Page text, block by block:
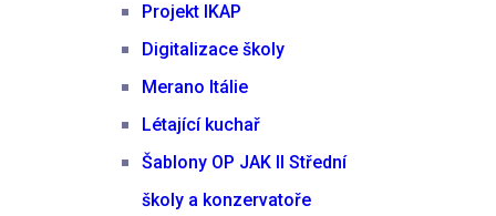
Projekt IKAP
Digitalizace školy
Merano Itálie
Létající kuchař
Šablony OP JAK II Střední
školy a konzervatoře